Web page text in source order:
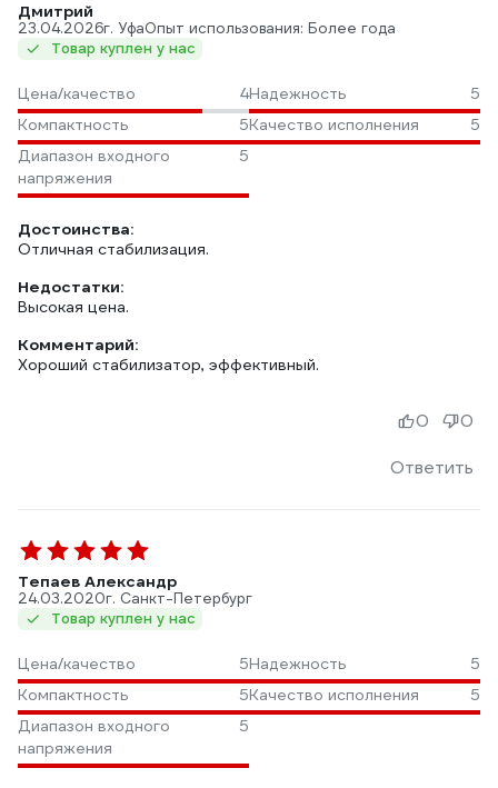
Дмитрий
23.04.2026г. УфаОпыт использования: Более года
Товар куплен у нас
Цена/качество 4Надежность
5
Компактность
5Качество исполнения
5
Диапазон входного
напряжения
5
Достоинства:
Отличная стабилизация.
Недостатки:
Высокая цена.
Комментарий:
Хороший стабилизатор, эффективный.
Ответить
0 0
Тепаев Александр
24.03.2020г. Санкт-Петербург
Товар куплен у нас
Цена/качество 5Надежность
5
Компактность
5Качество исполнения
5
Диапазон входного
напряжения
5